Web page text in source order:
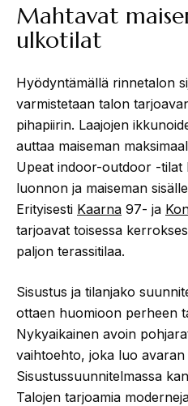
Mahtavat
ulkotilat
Hyödyntämällä rinnetalon
varmistetaan talon
pihapiirin. Laajojen
auttaa maiseman
Upeat indoor-outdoor -tilat
luonnon ja maiseman
Erityisesti Kaarna 97- ja
tarjoavat toisessa
paljon terassitilaa.
Sisustus ja tilanjako
ottaen huomioon perheen
Nykyaikainen avoin
vaihtoehto, joka luo
Sisustussuunnitelmassa
Talojen tarjoamia